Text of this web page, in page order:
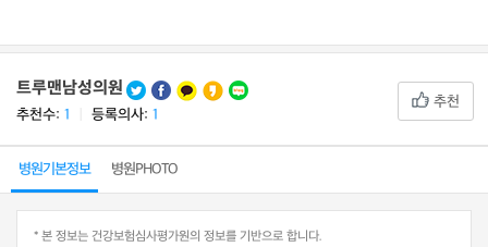
트루맨남성의원
추천수: 1 등록의사: 1
추천
병원기본정보 병원PHOTO
* 본 정보는 건강보험심사평가원의 정보를 기반으로 합니다.